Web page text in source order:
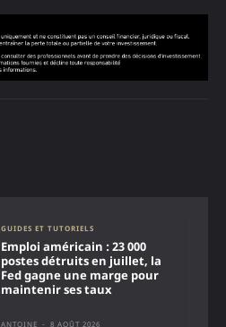
GUIDES ET TUTORIELS
Emploi américain : 23 000
postes détruits en juillet, la
Fed gagne une marge pour
maintenir ses taux
ANTOINE - 8 AOÛT 2026